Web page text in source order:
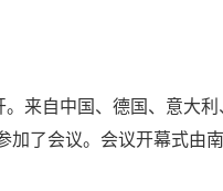
来自中国、德国、意大
加了会议。会议开幕式由